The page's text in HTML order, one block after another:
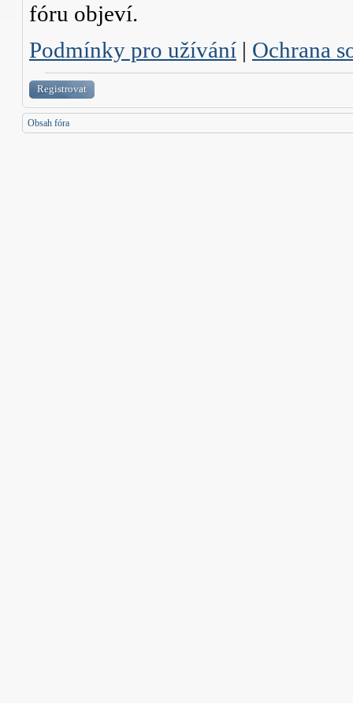
fóru objeví.
Podmínky pro užívání | Ochrana
Registrovat
Obsah fóra